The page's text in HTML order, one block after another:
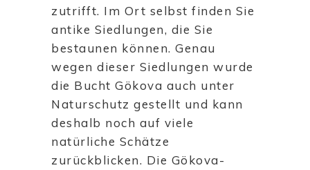
zutrifft. Im Ort selbst finden Sie
antike Siedlungen, die Sie
bestaunen können. Genau
wegen dieser Siedlungen wurde
die Bucht Gökova auch unter
Naturschutz gestellt und kann
deshalb noch auf viele
natürliche Schätze
zurückblicken. Die Gökova-